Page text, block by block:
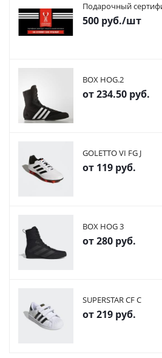
Подарочный
500 руб./шт
BOX HOG.2
от234.50 руб.
GOLETTO VI FG J
от 119 руб.
BOX HOG 3
от280 руб.
SUPERSTAR CF C
от219 руб.